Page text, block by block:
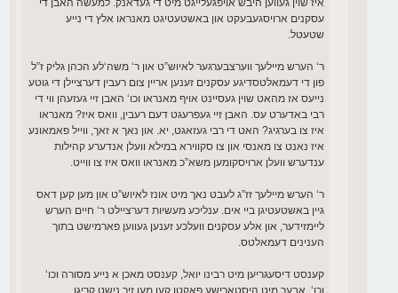
איז שוין געווען היבש אויפגעלייגט מיט די געדאנק. למעשה האבן די
עסקנים ארויסגעבעקט און באשטעטיגט מאנראו אלץ די נייע
שטעטל.
ר‘ הערש מיילעך ווערצבערגער לאיוש”ט און ר‘ משה‘לע הכהן גליק ז”ל
פון די דעמאלטסדיגע עסקנים זענען אריין צום רעבין דערציילן די גוטע
נייעס אז מהאט שוין געסיינט אויף מאנראו וכו‘ האבן זיי געזעהן ווי די
רבי באדערט עס. האבן זיי געפרעגט דעם רעבין, וואס איז? מאנראו
איז צו בערגיג? האט די רבי געזאגט, יא. און נאך א זאך, ווייל פאמאונע
איז נאנט צו מאנסי און צו סקווירא במילא וועלן אנדערע קהילות
ענדערש וועלן ארויסקומען משא”כ מאנראו וואס איז צו ווייט.
ר‘ הערש מיילעך זז”ג לעבט נאך מיט אונז לאיוש”ט און מען קען דאס
גיין באשטעטיגן ביי אים. ענליכע מעשיות דערציילט ר‘ חיים הערש
ליימזידער, און אלע עסקנים וועלכע זענען געווען פארמישט בתוך
הענינים דעמאלטס.
קענסט דיסעגריען מיט רבינו יואל, קענסט מאכן א נייע מסורה וכו‘
וכו‘, אבער מיט היסטארישע פאקטן קען מען זיך נישט קריגן.